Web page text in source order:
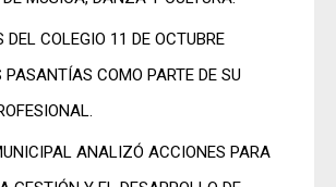
DEL COLEGIO 11 DE OCTUBRE
PASANTÍAS COMO PARTE DE SU
ANALIZÓ ACCIONES PARA